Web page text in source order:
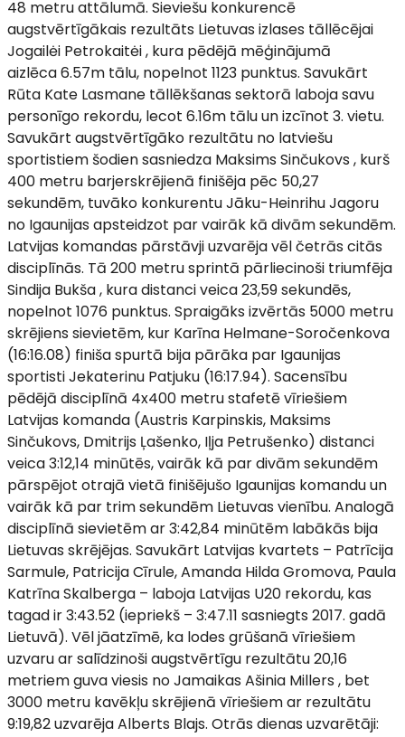
48 metru attālumā. Sieviešu konkurencē
augstvērtīgākais rezultāts Lietuvas izlases tāllēcējai
Jogailėi Petrokaitėi , kura pēdējā mēģinājumā
aizlēca 6.57m tālu, nopelnot 1123 punktus. Savukārt
Rūta Kate Lasmane tāllēkšanas sektorā laboja savu
personīgo rekordu, lecot 6.16m tālu un izcīnot 3. vietu.
Savukārt augstvērtīgāko rezultātu no latviešu
sportistiem šodien sasniedza Maksims Sinčukovs , kurš
400 metru barjerskrējienā finišēja pēc 50,27
sekundēm, tuvāko konkurentu Jāku-Heinrihu Jagoru
no Igaunijas apsteidzot par vairāk kā divām sekundēm.
Latvijas komandas pārstāvji uzvarēja vēl četrās citās
disciplīnās. Tā 200 metru sprintā pārliecinoši triumfēja
Sindija Bukša , kura distanci veica 23,59 sekundēs,
nopelnot 1076 punktus. Spraigāks izvērtās 5000 metru
skrējiens sievietēm, kur Karīna Helmane-Soročenkova
(16:16.08) finiša spurtā bija pārāka par Igaunijas
sportisti Jekaterinu Patjuku (16:17.94). Sacensību
pēdējā disciplīnā 4x400 metru stafetē vīriešiem
Latvijas komanda (Austris Karpinskis, Maksims
Sinčukovs, Dmitrijs Ļašenko, Iļja Petrušenko) distanci
veica 3:12,14 minūtēs, vairāk kā par divām sekundēm
pārspējot otrajā vietā finišējušo Igaunijas komandu un
vairāk kā par trim sekundēm Lietuvas vienību. Analogā
disciplīnā sievietēm ar 3:42,84 minūtēm labākās bija
Lietuvas skrējējas. Savukārt Latvijas kvartets – Patrīcija
Sarmule, Patricija Cīrule, Amanda Hilda Gromova, Paula
Katrīna Skalberga – laboja Latvijas U20 rekordu, kas
tagad ir 3:43.52 (iepriekš – 3:47.11 sasniegts 2017. gadā
Lietuvā). Vēl jāatzīmē, ka lodes grūšanā vīriešiem
uzvaru ar salīdzinoši augstvērtīgu rezultātu 20,16
metriem guva viesis no Jamaikas Ašinia Millers , bet
3000 metru kavēkļu skrējienā vīriešiem ar rezultātu
9:19,82 uzvarēja Alberts Blajs. Otrās dienas uzvarētāji: